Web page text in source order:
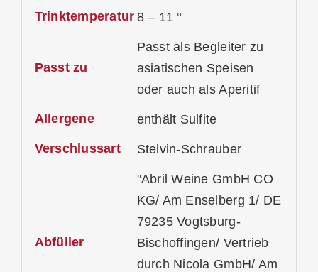
Trinktemperatur 8 – 11 °
Passt zu
Passt als Begleiter zu
asiatischen Speisen
oder auch als Aperitif
Allergene enthält Sulfite
Verschlussart Stelvin-Schrauber
Abfüller
"Abril Weine GmbH CO
KG/ Am Enselberg 1/ DE
79235 Vogtsburg-
Bischoffingen/ Vertrieb
durch Nicola GmbH/ Am